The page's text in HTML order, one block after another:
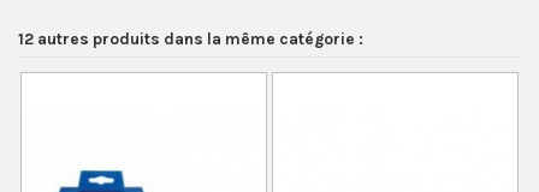
12 autres produits dans la même catégorie :